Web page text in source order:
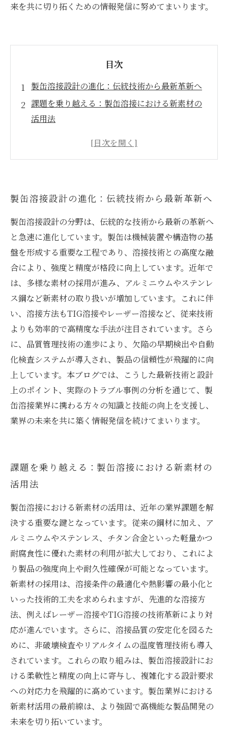
来を共に切り拓くための情報発信に努めてまいります。
目次
製缶溶接設計の進化：伝統技術から最新革新へ
課題を乗り越える：製缶溶接における新素材の
活用法
製缶溶接の基礎知識：初心者にも分かりやすく
解説
品質管理技術の進歩がもたらす製缶溶接の信頼
性向上
製缶溶接設計の進化：伝統技術から最新革新へ
製缶溶接設計の分野は、伝統的な技術から最新の革新へ
と急速に進化しています。製缶は機械装置や構造物の基
盤を形成する重要な工程であり、溶接技術との高度な融
合により、強度と精度が格段に向上しています。近年で
は、多様な素材の採用が進み、アルミニウムやステンレ
ス鋼など新素材の取り扱いが増加しています。これに伴
い、溶接方法もTIG溶接やレーザー溶接など、従来技術
よりも効率的で高精度な手法が注目されています。さら
に、品質管理技術の進歩により、欠陥の早期検出や自動
化検査システムが導入され、製品の信頼性が飛躍的に向
上しています。本ブログでは、こうした最新技術と設計
上のポイント、実際のトラブル事例の分析を通じて、製
缶溶接業界に携わる方々の知識と技能の向上を支援し、
業界の未来を共に築く情報発信を続けてまいります。
課題を乗り越える：製缶溶接における新素材の
活用法
製缶溶接における新素材の活用は、近年の業界課題を解
決する重要な鍵となっています。従来の鋼材に加え、ア
ルミニウムやステンレス、チタン合金といった軽量かつ
耐腐食性に優れた素材の利用が拡大しており、これによ
り製品の強度向上や耐久性確保が可能となっています。
新素材の採用は、溶接条件の最適化や熱影響の最小化と
いった技術的工夫を求められますが、先進的な溶接方
法、例えばレーザー溶接やTIG溶接の技術革新により対
応が進んでいます。さらに、溶接品質の安定化を図るた
めに、非破壊検査やリアルタイムの温度管理技術も導入
されています。これらの取り組みは、製缶溶接設計にお
ける柔軟性と精度の向上に寄与し、複雑化する設計要求
への対応力を飛躍的に高めています。製缶業界における
新素材活用の最前線は、より強固で高機能な製品開発の
未来を切り拓いています。